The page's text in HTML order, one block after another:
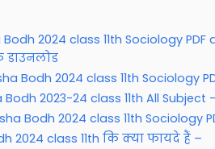
2024 class 11th Sociology PDF
डाउनलोड
Bodh 2024 class 11th Sociology
Bodh 2023-24 class 11th All Subject
Bodh 2024 class 11th Sociology
2024 class 11th कि क्या फायदे हैं –